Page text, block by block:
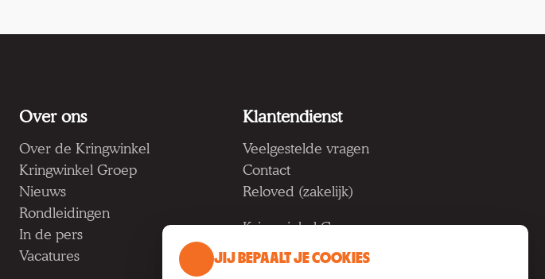
Over ons
Over de Kringwinkel
Kringwinkel Groep
Nieuws
Rondleidingen
In de pers
Vacatures
Klantendienst
Veelgestelde vragen
Contact
Reloved (zakelijk)
Kringwinkel Groep vzw
Koning Albertlaan 124, 9000
JIJ BEPAALT JE COOKIES